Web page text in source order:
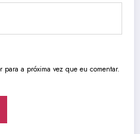
para a próxima vez que eu comentar.